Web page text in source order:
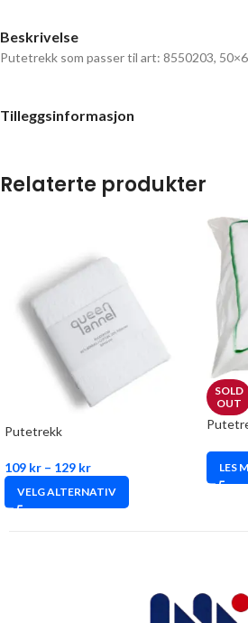
Beskrivelse
Putetrekk som passer til art: 8550203,
Tilleggsinformasjon
Relaterte produkter
Putetrekk
109 kr – 129 kr
VELG ALTERNATIV
SOLD
OUT
LES